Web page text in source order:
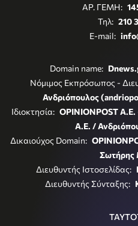
ΑΡ. ΓΕΜΗ:
Τηλ: 210
E-mail:
Domain name:
Νόμιμος Εκπρόσωπος -
Ανδριόπουλος
Ιδιοκτησία: OPINIONPOST A.E.
Α.Ε. /
Δικαιούχος Domain:
Σωτήρης
Διευθυντής Ιστοσελίδας:
Διευθυντής Σύνταξης: